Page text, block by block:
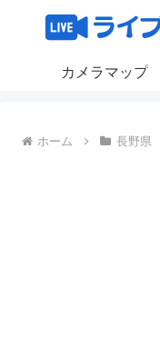
カメラマップ
ホーム 長野県